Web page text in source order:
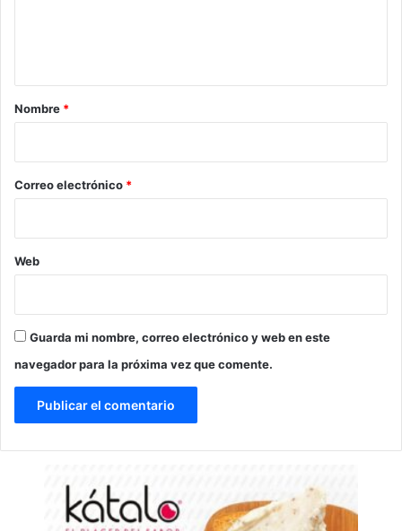
r
*
Nombre *
Correo electrónico *
Web
Guarda mi nombre, correo electrónico y web en este
navegador para la próxima vez que comente.